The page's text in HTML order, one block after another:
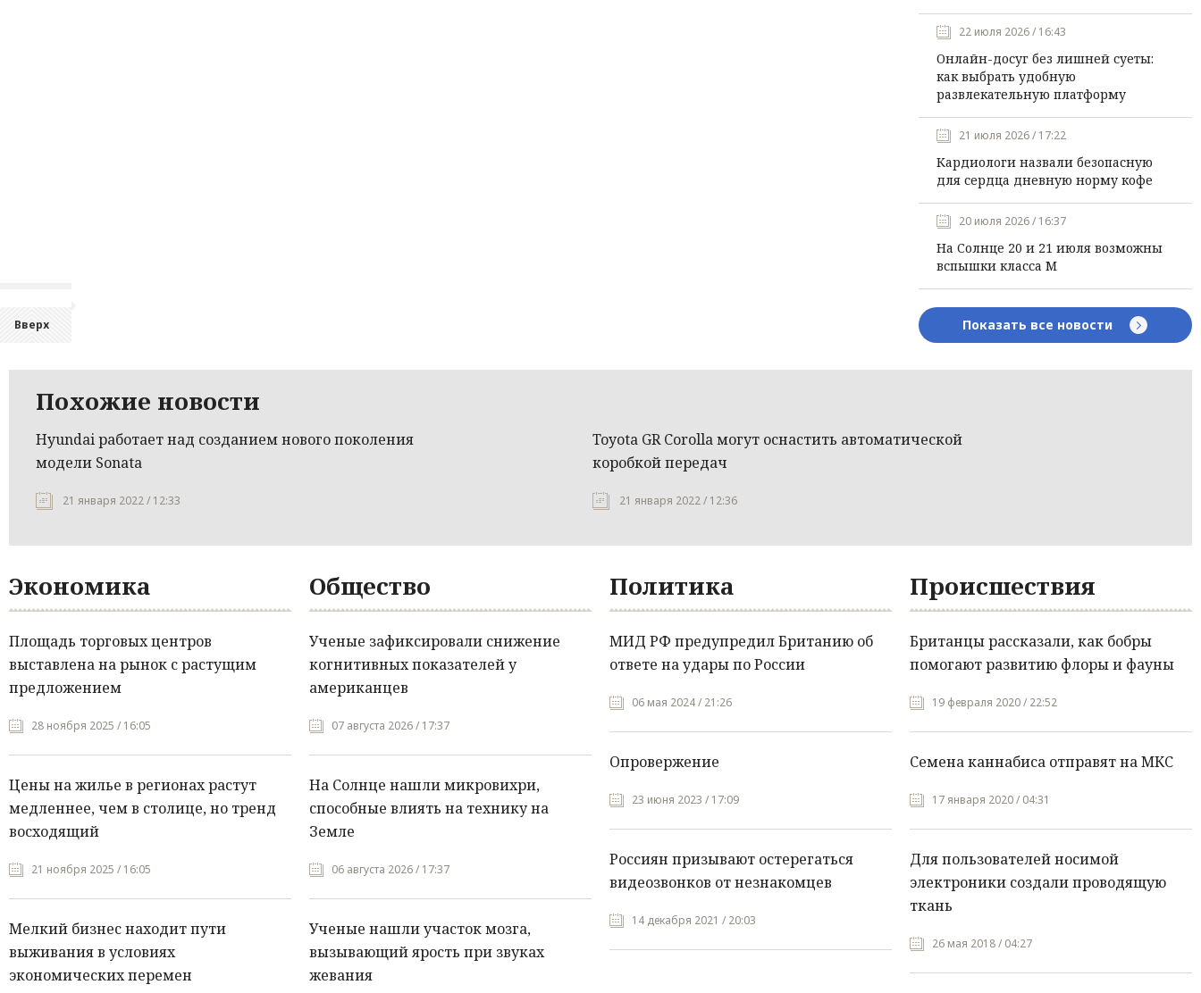
Вверх
22 июля 2026 / 16:43
Онлайн-досуг без лишней суеты:
как выбрать удобную
развлекательную платформу
21 июля 2026 / 17:22
Кардиологи назвали безопасную
для сердца дневную норму кофе
20 июля 2026 / 16:37
На Солнце 20 и 21 июля возможны
вспышки класса М
Показать все новости
Похожие новости
Hyundai работает над созданием нового поколения
модели Sonata
21 января 2022 / 12:33
Toyota GR Corolla могут оснастить автоматической
коробкой передач
21 января 2022 / 12:36
Экономика
Площадь торговых центров
выставлена на рынок с растущим
предложением
28 ноября 2025 / 16:05
Цены на жилье в регионах растут
медленнее, чем в столице, но тренд
восходящий
21 ноября 2025 / 16:05
Мелкий бизнес находит пути
выживания в условиях
экономических перемен
Общество
Ученые зафиксировали снижение
когнитивных показателей у
американцев
07 августа 2026 / 17:37
На Солнце нашли микровихри,
способные влиять на технику на
Земле
06 августа 2026 / 17:37
Ученые нашли участок мозга,
вызывающий ярость при звуках
жевания
Политика
МИД РФ предупредил Британию об
ответе на удары по России
06 мая 2024 / 21:26
Опровержение
23 июня 2023 / 17:09
Россиян призывают остерегаться
видеозвонков от незнакомцев
14 декабря 2021 / 20:03
Происшествия
Британцы рассказали, как бобры
помогают развитию флоры и фауны
19 февраля 2020 / 22:52
Семена каннабиса отправят на МКС
17 января 2020 / 04:31
Для пользователей носимой
электроники создали проводящую
ткань
26 мая 2018 / 04:27